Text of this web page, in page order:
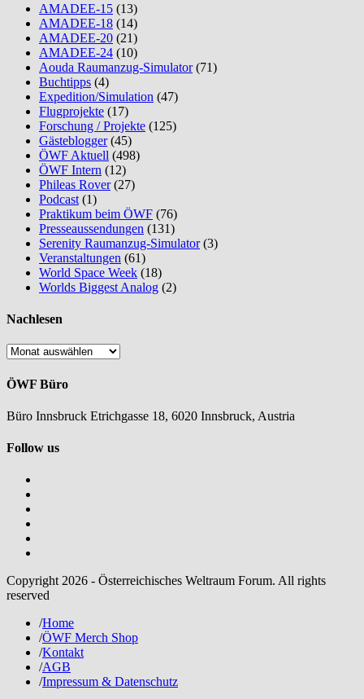
AMADEE-15 (13)
AMADEE-18 (14)
AMADEE-20 (21)
AMADEE-24 (10)
Aouda Raumanzug-Simulator(71)
Buchtipps (4)
Expedition/Simulation (47)
Flugprojekte (17)
Forschung / Projekte (125)
Gästeblogger(45)
ÖWF Aktuell (498)
ÖWF Intern (12)
Phileas Rover(27)
Podcast (1)
Praktikum beim ÖWF (76)
Presseaussendungen (131)
Serenity Raumanzug-Simulator(3)
Veranstaltungen (61)
World Space Week (18)
Worlds Biggest Analog (2)
Nachlesen
Nachlesen
ÖWF Büro
Büro Innsbruck Etrichgasse 18, 6020 Innsbruck, Austria
Follow us
Copyright 2026 - Österreichisches Weltraum Forum. All rights
reserved
/Home
/ÖWF Merch Shop
/Kontakt
/AGB
/Impressum & Datenschutz